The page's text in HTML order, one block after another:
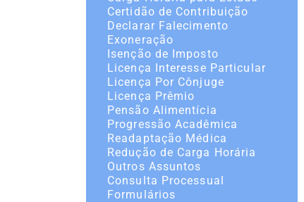
Certidão de Contribuição
Declarar Falecimento
Exoneração
Isenção de Imposto
Licença Interesse Particular
Licença Por Cônjuge
Licença Prêmio
Pensão Alimentícia
Progressão Acadêmica
Readaptação Médica
Redução de Carga Horária
Outros Assuntos
Consulta Processual
Formulários